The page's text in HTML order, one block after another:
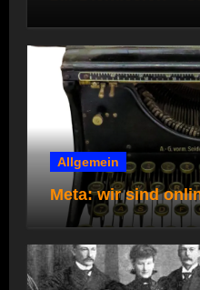
Allgemein
Meta: wir sind